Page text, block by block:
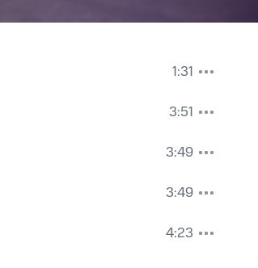
1:31
3:51
3:49
3:49
4:23